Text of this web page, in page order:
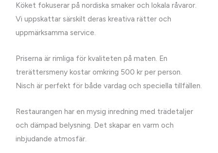
Köket fokuserar på nordiska smaker och lokala råvaror.
Vi uppskattar särskilt deras kreativa rätter och
uppmärksamma service.
Priserna är rimliga för kvaliteten på maten. En
trerättersmeny kostar omkring 500 kr per person.
Nisch är perfekt för både vardag och speciella tillfällen.
Restaurangen har en mysig inredning med trädetaljer
och dämpad belysning. Det skapar en varm och
inbjudande atmosfär.